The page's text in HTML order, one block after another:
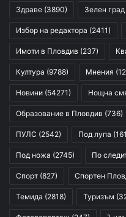
Здраве (3890) Зелен град
Избор на редактора (2411)
Имоти в Пловдив (237)
Култура (9788) Мнения
Новини (54271) Нощна
Образование в Пловдив (736)
ПУЛС (2542) Под лупа
Под ножа (2745) По
Спорт (827) Спортен
Темида (2818) Туризъм